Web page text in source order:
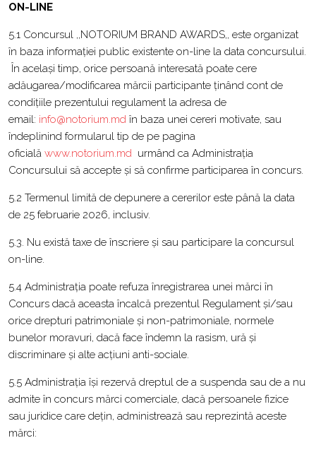
ON-LINE
5.1 Concursul ,,NOTORIUM BRAND AWARDS,, este organizat
în baza informației public existente on-line la data concursului.
În același timp, orice persoană interesată poate cere
adăugarea/modificarea mărcii participante ținând cont de
condițiile prezentului regulament la adresa de
email: info@notorium.md în baza unei cereri motivate, sau
îndeplinind formularul tip de pe pagina
oficială www.notorium.md urmând ca Administrația
Concursului să accepte și să confirme participarea în concurs.
5.2 Termenul limită de depunere a cererilor este până la data
de 25 februarie 2026, inclusiv.
5.3. Nu există taxe de înscriere și sau participare la concursul
on-line.
5.4 Administrația poate refuza înregistrarea unei mărci în
Concurs dacă aceasta încalcă prezentul Regulament și/sau
orice drepturi patrimoniale și non-patrimoniale, normele
bunelor moravuri, dacă face îndemn la rasism, ură și
discriminare și alte acțiuni anti-sociale.
5.5 Administrația își rezervă dreptul de a suspenda sau de a nu
admite în concurs mărci comerciale, dacă persoanele fizice
sau juridice care dețin, administrează sau reprezintă aceste
mărci: